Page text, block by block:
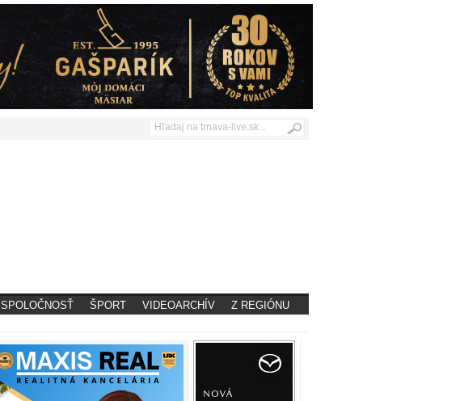
SPOLOČNOSŤ ŠPORT VIDEOARCHÍV Z REGIÓNU